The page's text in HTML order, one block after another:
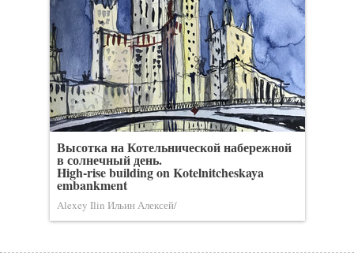
Высотка на Котельнической набережной
в солнечный день.
High-rise building on Kotelnitcheskaya
embankment
Alexey Ilin Ильин Алексей/